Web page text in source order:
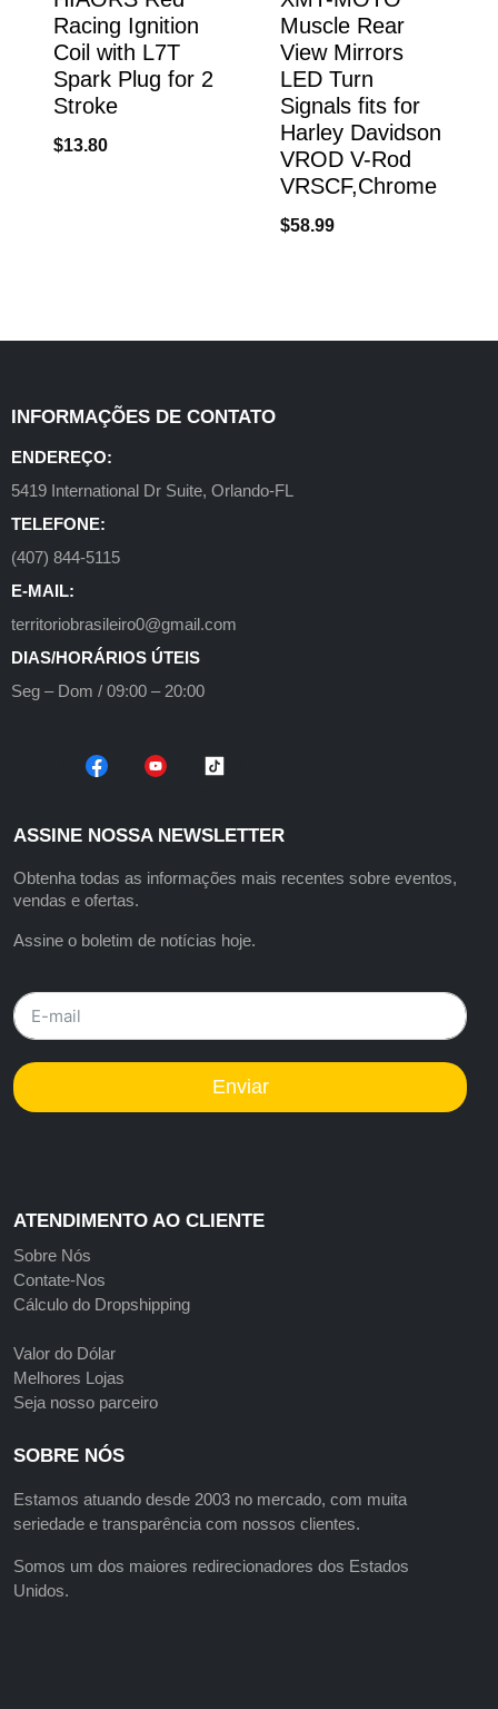
Racing Ignition
Coil with L7T
Spark Plug for 2
Stroke
$13.80
Muscle Rear
View Mirrors
LED Turn
Signals fits for
Harley Davidson
VROD V-Rod
VRSCF,Chrome
$58.99
INFORMAÇÕES DE CONTATO
ENDEREÇO:
5419 International Dr Suite, Orlando-FL
TELEFONE:
(407) 844-5115
E-MAIL:
territoriobrasileiro0@gmail.com
DIAS/HORÁRIOS ÚTEIS
Seg – Dom / 09:00 – 20:00
ASSINE NOSSA NEWSLETTER
Obtenha todas as informações mais recentes sobre eventos,
vendas e ofertas.
Assine o boletim de notícias hoje.
Enviar
ATENDIMENTO AO CLIENTE
Sobre Nós
Contate-Nos
Cálculo do Dropshipping
Valor do Dólar
Melhores Lojas
Seja nosso parceiro
SOBRE NÓS
Estamos atuando desde 2003 no mercado, com muita
seriedade e transparência com nossos clientes.
Somos um dos maiores redirecionadores dos Estados
Unidos.